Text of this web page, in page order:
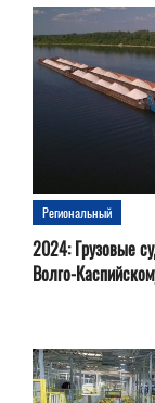
Региональный
2024: Грузовые
Волго-